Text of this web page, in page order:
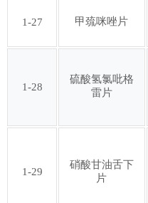
第九十五批
第九十七批
第九十九批
1-27 甲巯咪唑片
1-28
硫酸氢氯吡格
雷片
1-29
硝酸甘油舌下
片